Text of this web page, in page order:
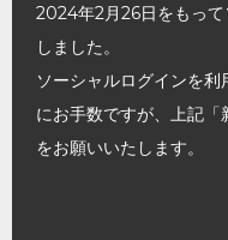
2024年2月26日をもって
しました。
ソーシャルログインを
にお手数ですが、上記
をお願いいたします。